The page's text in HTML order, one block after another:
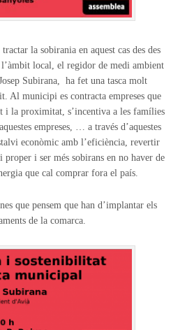
la sobirania en aquest cas des des
local, el regidor de medi ambient
Subirana, ha fet una tasca molt
Al municipi es contracta empreses que
i la proximitat, s’incentiva a les famílies
empreses, … a través d’aquestes
econòmic amb l’eficiència, revertir
proper i ser més sobirans en no haver de
que cal comprar fora el país.
que pensem que han d’implantar els
de la comarca.